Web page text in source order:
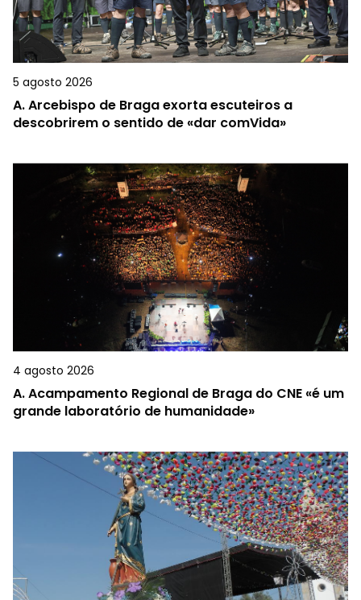
5 agosto 2026
A.Arcebispo de Braga exorta escuteiros a
descobrirem o sentido de «dar comVida»
4 agosto 2026
A.Acampamento Regional de Braga do CNE «é um
grande laboratório de humanidade»